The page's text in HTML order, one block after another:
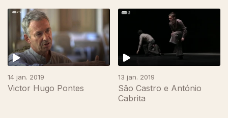
14 jan. 2019
Victor Hugo Pontes
13 jan. 2019
São Castro e António
Cabrita